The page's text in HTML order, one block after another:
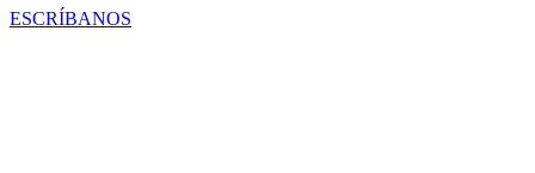
ESCRÍBANOS